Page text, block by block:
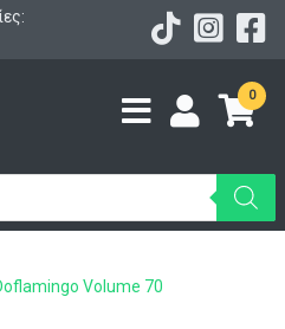
0
Volume 70